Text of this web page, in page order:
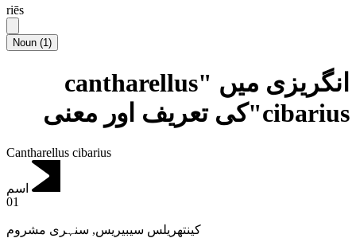
riēs
Noun (1)
انگریزی میں "cantharellus
cibarius"کی تعریف اور معنی
Cantharellus cibarius
اسم
01
کینتھریلس سیبیریس, سنہری مشروم